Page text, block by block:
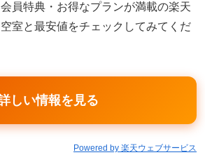
員特典・お得なプランが満載の楽天
室と最安値をチェックしてみてくだ
しい情報を見る
Powered by 楽天ウェブサービス